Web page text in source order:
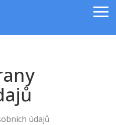
údajů